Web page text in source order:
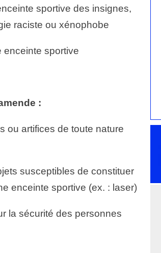
sportive des insignes,
raciste ou xénophobe
enceinte sportive
:
ou artifices de toute nature
susceptibles de constituer
enceinte sportive (ex. : laser)
la sécurité des personnes